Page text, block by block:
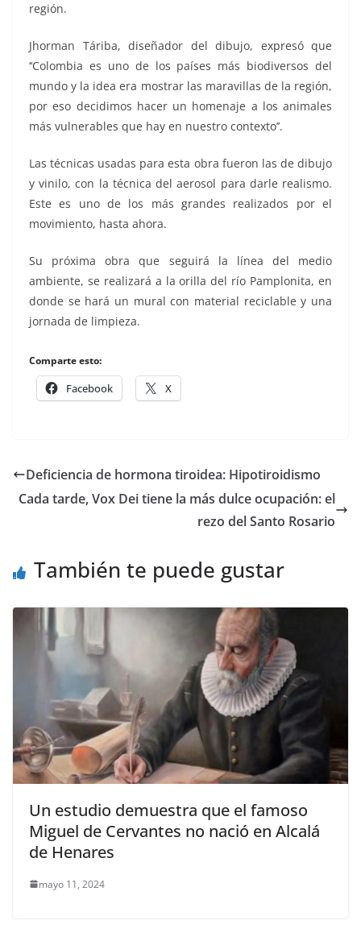
región.
Jhorman Táriba, diseñador del dibujo, expresó que
‘‘Colombia es uno de los países más biodiversos del
mundo y la idea era mostrar las maravillas de la región,
por eso decidimos hacer un homenaje a los animales
más vulnerables que hay en nuestro contexto’’.
Las técnicas usadas para esta obra fueron las de dibujo
y vinilo, con la técnica del aerosol para darle realismo.
Este es uno de los más grandes realizados por el
movimiento, hasta ahora.
Su próxima obra que seguirá la línea del medio
ambiente, se realizará a la orilla del río Pamplonita, en
donde se hará un mural con material reciclable y una
jornada de limpieza.
Comparte esto:
Facebook X
Deficiencia de hormona tiroidea: Hipotiroidismo
Cada tarde, Vox Dei tiene la más dulce ocupación: el
rezo del Santo Rosario
También te puede gustar
Un estudio demuestra que el famoso
Miguel de Cervantes no nació en Alcalá
de Henares
mayo 11, 2024